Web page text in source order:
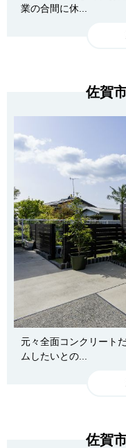
業の合間に休...
佐賀
元々全面コンクリート
ムしたいとの...
佐賀